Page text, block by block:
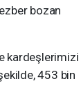
bozan
kardeşlerimizi
453 bin